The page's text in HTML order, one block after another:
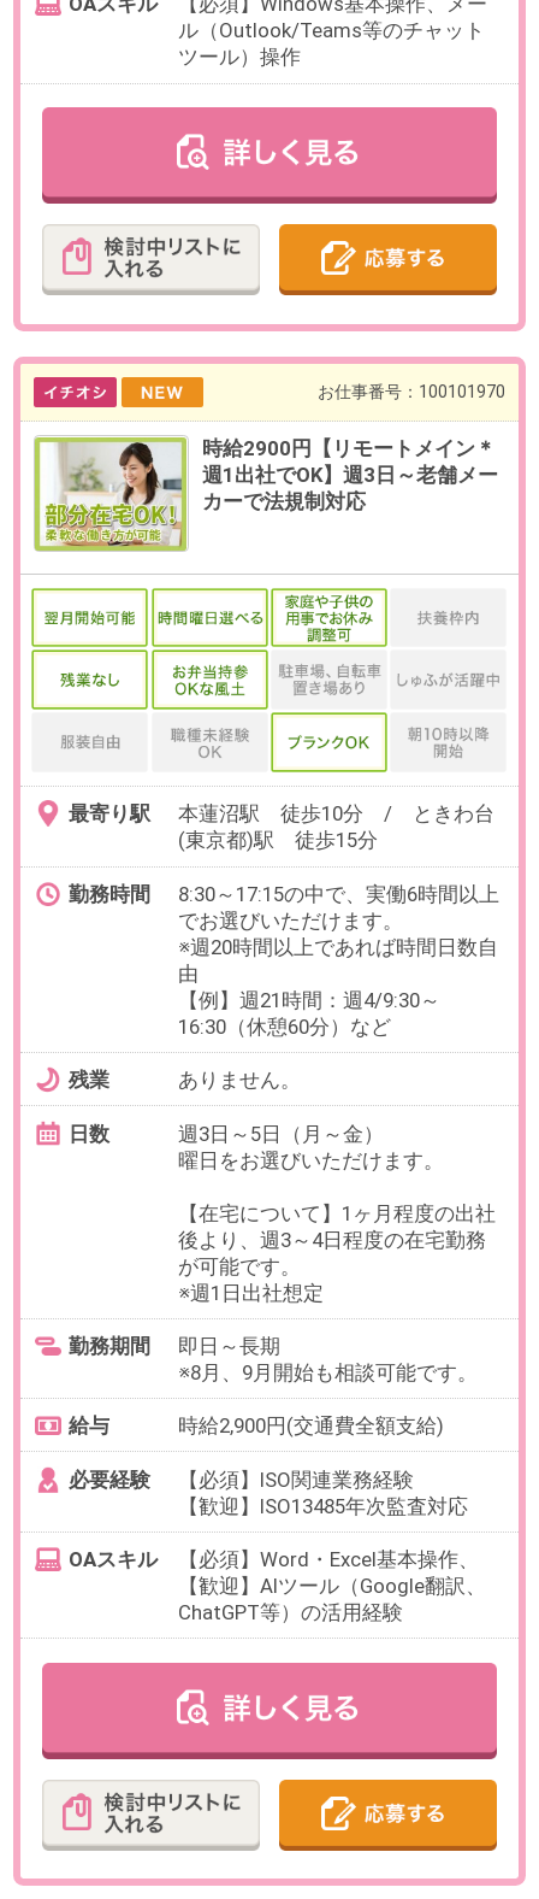
お仕事番号：100103010
【安心の大手損害保険会社グルー
プ】時給2200円＊給与計算メイ
ンの労務サポート
最寄り駅 東新宿駅 徒歩4分 / 西武新宿
駅 徒歩11分 / 新宿三丁目駅
徒歩6分
勤務時間 1)9:00～17:00（実働7時間・休憩60
分）、2)10:00～17:00（実働6時
間・休憩60分）のいずれかでお選
びいただけます。
残業 ありません。
日数 週5日（月～金）
※お休み相談も柔軟にご対応いただ
けます。
【在宅勤務について】業務開始か
ら3ヶ月程度は出社。その後先方と
の相談のうえで週1日程度在宅勤務
即日～長期
※9月開始のご相談可能です。
※派遣から直接雇用へ切替の可能性
もあります。
給与
時給2,200円(交通費全額支給)
【想定月収】1)308,000円（実働7時
合）
【必須】給与計算のご経験
[Excel]関数（SUM、AVE）
お仕事番号：100102998
9月【事務経験あればOK！】誰も
が知る有名おもちゃメーカーで事
務サポート＠青砥
青砥駅 徒歩10分
勤務時間
30分）
※11:30～14:30の間でシフト制3交代
ありません。
※対応いただける方にはお願いする
週5日（月～金）
※お休み相談も柔軟にご対応いただ
※9月開始のご相談も可能です。
給与
時給1,650円(交通費全額支給)
【想定月収】247,500円（実働7時間